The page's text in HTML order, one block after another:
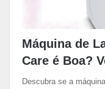
Máquina de
Care é Boa?
Descubra se a